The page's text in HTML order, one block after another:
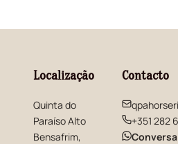
Localização
Quinta do
Paraíso Alto
Bensafrim,
Contacto
+351 282
(abre